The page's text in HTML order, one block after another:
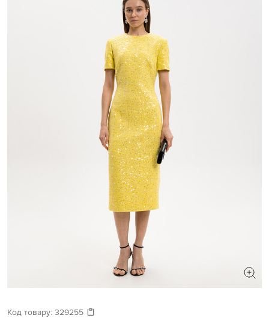
Давайте підберемо щось ще
Код товару: 329255